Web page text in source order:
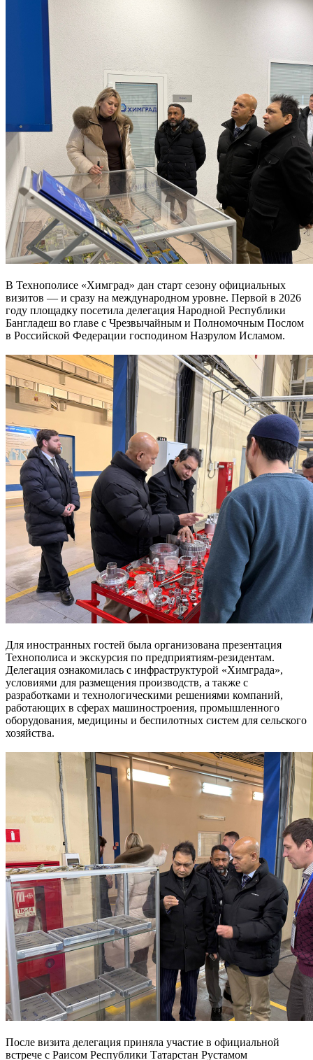
В Технополисе «Химград» дан старт сезону официальных
визитов — и сразу на международном уровне. Первой в 2026
году площадку посетила делегация Народной Республики
Бангладеш во главе с Чрезвычайным и Полномочным Послом
в Российской Федерации господином Назрулом Исламом.
Для иностранных гостей была организована презентация
Технополиса и экскурсия по предприятиям-резидентам.
Делегация ознакомилась с инфраструктурой «Химграда»,
условиями для размещения производств, а также с
разработками и технологическими решениями компаний,
работающих в сферах машиностроения, промышленного
оборудования, медицины и беспилотных систем для сельского
хозяйства.
️После визита делегация приняла участие в официальной
встрече с Раисом Республики Татарстан Рустамом